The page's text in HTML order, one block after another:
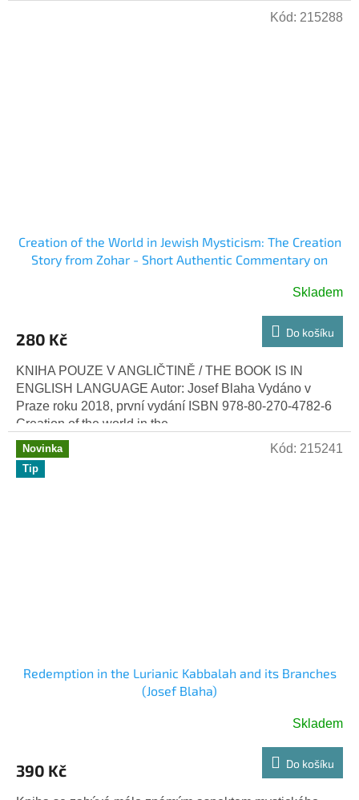
Creation of the World in Jewish Mysticism: The Creation
Story from Zohar - Short Authentic Commentary on
Skladem
280 Kč Do košíku
KNIHA POUZE V ANGLIČTINĚ / THE BOOK IS IN
ENGLISH LANGUAGE Autor: Josef Blaha Vydáno v
Praze roku 2018, první vydání ISBN 978-80-270-4782-6
Creation of the world in the...
Kód: 215288
Novinka
Tip
Redemption in the Lurianic Kabbalah and its Branches
(Josef Blaha)
Skladem
390 Kč Do košíku
Kód: 215241